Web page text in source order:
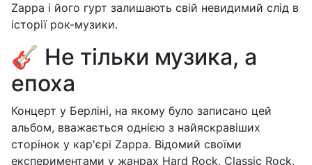
Zappa і його гурт залишають свій невидимий слід в
історії рок-музики.
🎸 Не тільки музика, а
епоха
Концерт у Берліні, на якому було записано цей
альбом, вважається однією з найяскравіших
сторінок у кар'єрі Zappa. Відомий своїми
експериментами у жанрах Hard Rock, Classic Rock,